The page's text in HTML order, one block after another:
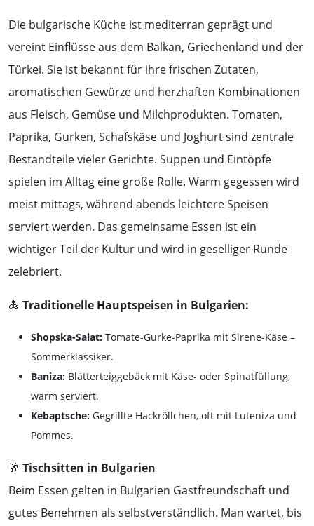
Die bulgarische Küche ist mediterran geprägt und
vereint Einflüsse aus dem Balkan, Griechenland und der
Türkei. Sie ist bekannt für ihre frischen Zutaten,
aromatischen Gewürze und herzhaften Kombinationen
aus Fleisch, Gemüse und Milchprodukten. Tomaten,
Paprika, Gurken, Schafskäse und Joghurt sind zentrale
Bestandteile vieler Gerichte. Suppen und Eintöpfe
spielen im Alltag eine große Rolle. Warm gegessen wird
meist mittags, während abends leichtere Speisen
serviert werden. Das gemeinsame Essen ist ein
wichtiger Teil der Kultur und wird in geselliger Runde
zelebriert.
🍝 Traditionelle Hauptspeisen in Bulgarien:
Shopska-Salat: Tomate-Gurke-Paprika mit Sirene-Käse –
Sommerklassiker.
Baniza: Blätterteiggebäck mit Käse- oder Spinatfüllung,
warm serviert.
Kebaptsche: Gegrillte Hackröllchen, oft mit Luteniza und
Pommes.
🥂 Tischsitten in Bulgarien
Beim Essen gelten in Bulgarien Gastfreundschaft und
gutes Benehmen als selbstverständlich. Man wartet, bis